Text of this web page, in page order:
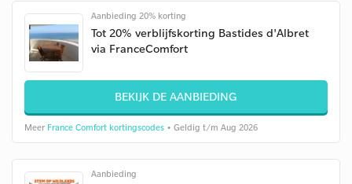
Aanbieding 20% korting
Tot 20% verblijfskorting Bastides d'Albret
via FranceComfort
BEKIJK DE AANBIEDING
Meer France Comfort kortingscodes • Geldig t/m Aug 2026
Aanbieding